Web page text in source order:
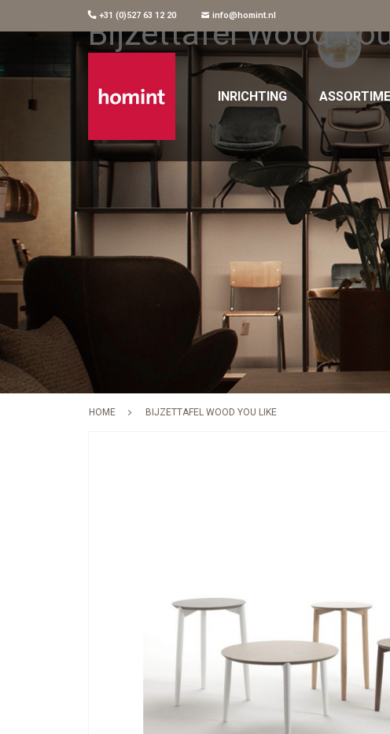
+31 (0)527 63 12 20 info@homint.nl
INRICHTING
Bijzettafel Wood
HOME BIJZETTAFEL WOOD YOU LIKE